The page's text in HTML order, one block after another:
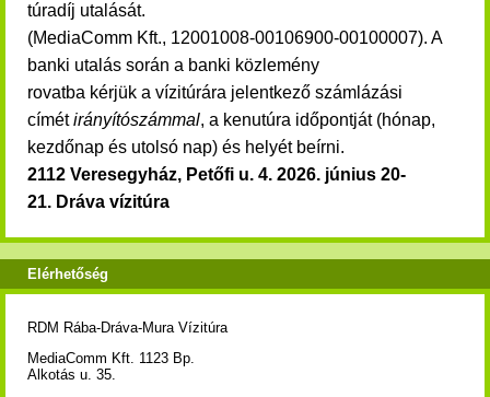
túradíj utalását.
(MediaComm Kft., 12001008-00106900-00100007). A
banki utalás során a banki közlemény
rovatba kérjük a vízitúrára jelentkező számlázási
címétirányítószámmal, a kenutúra időpontját (hónap,
kezdőnap és utolsó nap) és helyét beírni.
2112 Veresegyház, Petőfi u. 4. 2026. június 20-
21. Dráva vízitúra
Elérhetőség
RDM Rába-Dráva-Mura Vízitúra
MediaComm Kft. 1123 Bp.
Alkotás u. 35.